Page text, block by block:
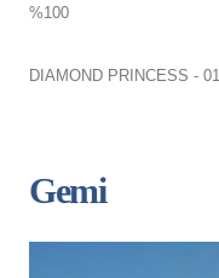
%100
DIAMOND PRINCESS - 01
Gemi